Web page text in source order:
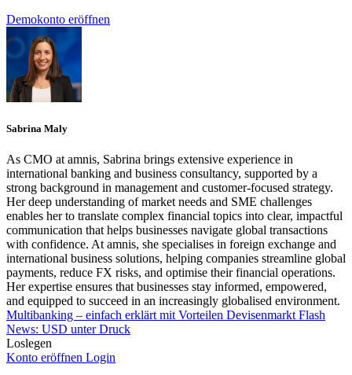
Demokonto eröffnen
Sabrina Maly
As CMO at amnis, Sabrina brings extensive experience in
international banking and business consultancy, supported by a
strong background in management and customer-focused strategy.
Her deep understanding of market needs and SME challenges
enables her to translate complex financial topics into clear, impactful
communication that helps businesses navigate global transactions
with confidence. At amnis, she specialises in foreign exchange and
international business solutions, helping companies streamline global
payments, reduce FX risks, and optimise their financial operations.
Her expertise ensures that businesses stay informed, empowered,
and equipped to succeed in an increasingly globalised environment.
Multibanking – einfach erklärt mit Vorteilen Devisenmarkt Flash
News: USD unter Druck
Loslegen
Konto eröffnen Login